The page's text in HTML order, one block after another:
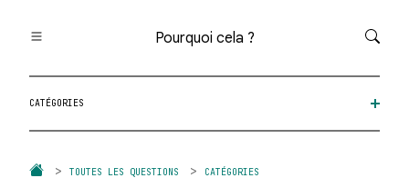
Pourquoi cela ?
Toutes les questions
Catégories
Question au hasard
CATÉGORIES
TOUTES LES QUESTIONS
CATÉGORIES